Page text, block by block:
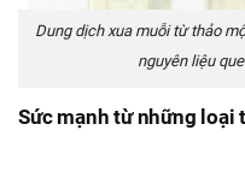
Dung dịch xua muỗi từ thảo
nguyên liệu
Sức mạnh từ những loại